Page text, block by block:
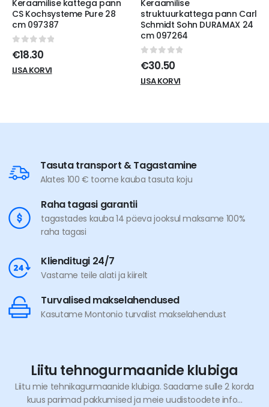
Keraamilise
struktuurkattega pann Carl
Schmidt Sohn DURAMAX 24
cm 097264
0out of 5
€30.50
Malmpann CS
Kochsysteme Alpen, 26
punane
0out of 5
€30.88
LISA KORVI
Tasuta transport & Tagastamine
Alates 100 € toome kauba tasuta koju
Raha tagasi garantii
tagastades kauba 14 päeva jooksul maksame 100%
raha tagasi
Klienditugi 24/7
Vastame teile alati ja kiirelt
Turvalised makselahendused
Kasutame Montonio turvalist makselahendust
Liitu tehnogurmaanide klubiga
Liitu mie tehnikagurmaanide klubiga. Saadame sulle 2 korda
kuus parimad pakkumised ja meie uudistoodete info...